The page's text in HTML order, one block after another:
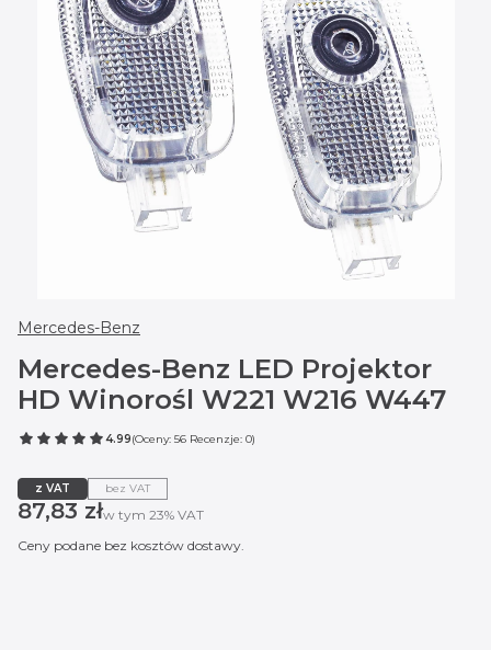
Mercedes-Benz
Mercedes-Benz LED Projektor
HD Winorośl W221 W216 W447
4.99(Oceny: 56 Recenzje: 0)
z VAT bez VAT
Cena
87,83 złw tym 23% VAT
w tym 23% VAT
Ceny podane bez kosztów dostawy.